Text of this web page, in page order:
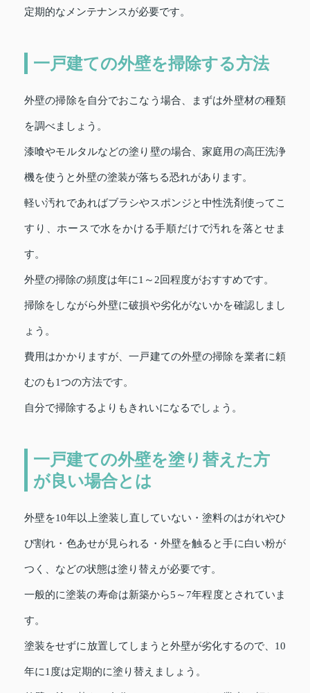
定期的なメンテナンスが必要です。
一戸建ての外壁を掃除する方法
外壁の掃除を自分でおこなう場合、まずは外壁材の種類
を調べましょう。
漆喰やモルタルなどの塗り壁の場合、家庭用の高圧洗浄
機を使うと外壁の塗装が落ちる恐れがあります。
軽い汚れであればブラシやスポンジと中性洗剤使ってこ
すり、ホースで水をかける手順だけで汚れを落とせま
す。
外壁の掃除の頻度は年に1～2回程度がおすすめです。
掃除をしながら外壁に破損や劣化がないかを確認しまし
ょう。
費用はかかりますが、一戸建ての外壁の掃除を業者に頼
むのも1つの方法です。
自分で掃除するよりもきれいになるでしょう。
一戸建ての外壁を塗り替えた方
が良い場合とは
外壁を10年以上塗装し直していない・塗料のはがれやひ
び割れ・色あせが見られる・外壁を触ると手に白い粉が
つく、などの状態は塗り替えが必要です。
一般的に塗装の寿命は新築から5～7年程度とされていま
す。
塗装をせずに放置してしまうと外壁が劣化するので、10
年に1度は定期的に塗り替えましょう。